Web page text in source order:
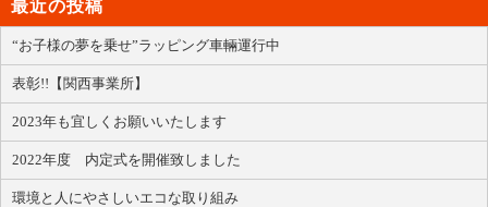
最近の投稿
“お子様の夢を乗せ”ラッピング車輛運行中
表彰!!【関西事業所】
2023年も宜しくお願いいたします
2022年度 内定式を開催致しました
環境と人にやさしいエコな取り組み